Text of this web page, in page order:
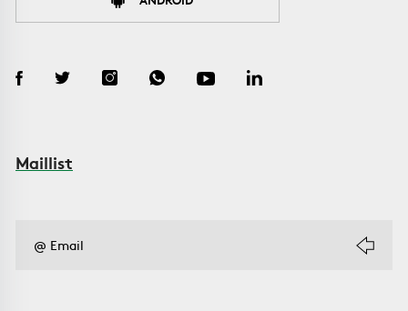
Maillist